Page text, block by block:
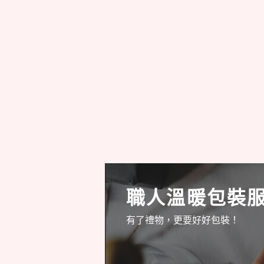
職人溫暖包裝
有了禮物，更要好好包裝！